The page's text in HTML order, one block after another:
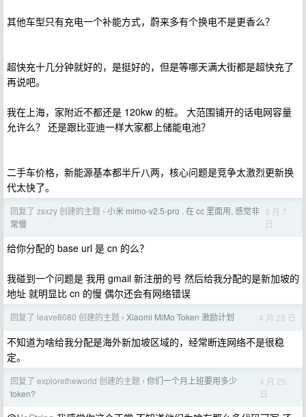
其他车型只有充电一个补能方式，蔚来多有个换电不是更香么？
超快充十几分钟就好的，是挺好的，但是等哪天满大街都是超快充了
再说吧。
我在上海，家附近不都还是 120kw 的桩。 大范围铺开的话电网容量
允许么？ 还是跟比亚迪一样大家都上储能电池？
二手车价格，新能源基本都半斤八两，核心问题是竞争太激烈更新换
代太快了。
回复了 zsxzy 创建的主题 › 小米 mimo-v2.5-pro . 在 cc 里面用, 感觉非
常慢
5 月 7
日
给你分配的 base url 是 cn 的么？
我碰到一个问题是 我用 gmail 新注册的号 然后给我分配的是新加坡的
地址 就明显比 cn 的慢 偶尔还会有网络错误
回复了 leave8080 创建的主题 › Xiaomi MiMo Token 激励计划 4 月 28 日
不知道为啥给我分配是海外新加坡区域的，经常断连网络不是很稳
定。
回复了 exploretheworld 创建的主题 › 你们一个月上班要用多少
token?
4 月 25
日